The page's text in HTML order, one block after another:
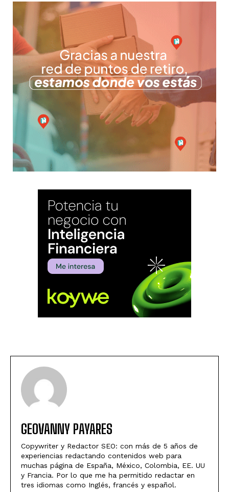
GEOVANNY PAYARES
Copywriter y Redactor SEO: con más de 5 años de
experiencias redactando contenidos web para
muchas página de España, México, Colombia, EE. UU
y Francia. Por lo que me ha permitido redactar en
tres idiomas como Inglés, francés y español.